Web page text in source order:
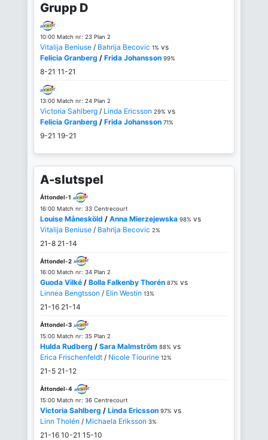
Grupp D
10:00 Match nr: 23 Plan 2
Vitalija Beniuse / Bahrija Becovic 1% vs
Felicia Granberg / Frida Johansson 99%
8-21 11-21
13:00 Match nr: 24 Plan 2
Victoria Sahlberg / Linda Ericsson 29% vs
Felicia Granberg / Frida Johansson 71%
9-21 19-21
A-slutspel
Åttondel-1
16:00 Match nr: 33 Centrecourt
Louise Månesköld / Anna Mierzejewska 98% vs
Vitalija Beniuse / Bahrija Becovic 2%
21-8 21-14
Åttondel-2
16:00 Match nr: 34 Plan 2
Guoda Vilké / Bolla Falkenby Thorén 87% vs
Linnea Bengtsson / Elin Westin 13%
21-16 21-14
Åttondel-3
15:00 Match nr: 35 Plan 2
Hulda Rudberg / Sara Malmström 88% vs
Erica Frischenfeldt / Nicole Tiourine 12%
21-5 21-12
Åttondel-4
15:00 Match nr: 36 Centrecourt
Victoria Sahlberg / Linda Ericsson 97% vs
Linn Tholén / Michaela Eriksson 3%
21-16 10-21 15-10